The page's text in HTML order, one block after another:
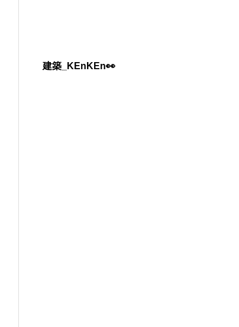
建築_KEnKEn👀